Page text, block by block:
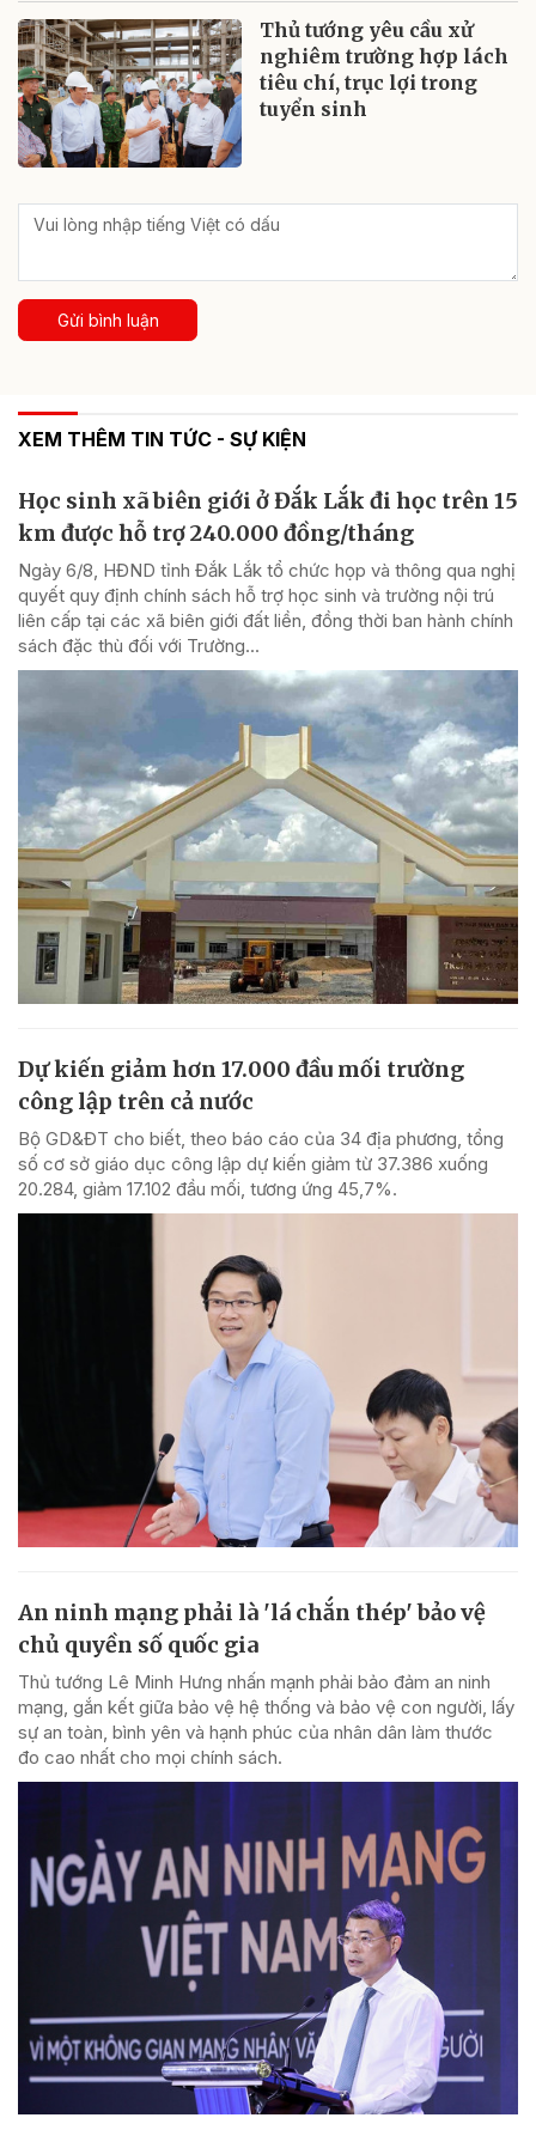
Thủ tướng yêu cầu xử
nghiêm trường hợp lách
tiêu chí, trục lợi trong
tuyển sinh
Gửi bình luận
XEM THÊM TIN TỨC - SỰ KIỆN
Học sinh xã biên giới ở Đắk Lắk đi học trên 15
km được hỗ trợ 240.000 đồng/tháng
Ngày 6/8, HĐND tỉnh Đắk Lắk tổ chức họp và thông qua nghị
quyết quy định chính sách hỗ trợ học sinh và trường nội trú
liên cấp tại các xã biên giới đất liền, đồng thời ban hành chính
sách đặc thù đối với Trường...
Dự kiến giảm hơn 17.000 đầu mối trường
công lập trên cả nước
Bộ GD&ĐT cho biết, theo báo cáo của 34 địa phương, tổng
số cơ sở giáo dục công lập dự kiến giảm từ 37.386 xuống
20.284, giảm 17.102 đầu mối, tương ứng 45,7%.
An ninh mạng phải là 'lá chắn thép' bảo vệ
chủ quyền số quốc gia
Thủ tướng Lê Minh Hưng nhấn mạnh phải bảo đảm an ninh
mạng, gắn kết giữa bảo vệ hệ thống và bảo vệ con người, lấy
sự an toàn, bình yên và hạnh phúc của nhân dân làm thước
đo cao nhất cho mọi chính sách.